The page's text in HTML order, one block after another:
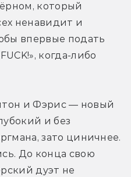
который
ненавидит и
впервые подать
когда-либо
и Фэрис — новый
и без
зато циничнее.
До конца свою
дуэт не